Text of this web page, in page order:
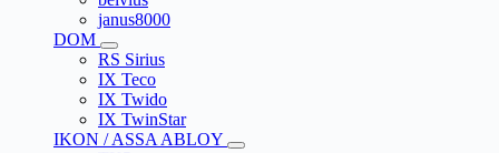
janus8000
DOM
RS Sirius
IX Teco
IX Twido
IX TwinStar
IKON / ASSA ABLOY